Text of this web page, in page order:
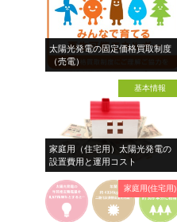
太陽光発電の固定価格買取制度
（売電）
基本情報
家庭用（住宅用）太陽光発電の
設置費用と運用コスト
家庭用(住宅用)